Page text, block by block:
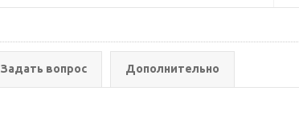
Задать вопрос Дополнительно